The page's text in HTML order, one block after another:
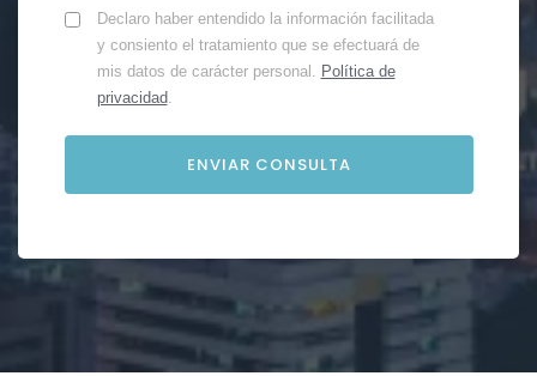
Declaro haber entendido la información facilitada
y consiento el tratamiento que se efectuará de
mis datos de carácter personal. Política de
privacidad.